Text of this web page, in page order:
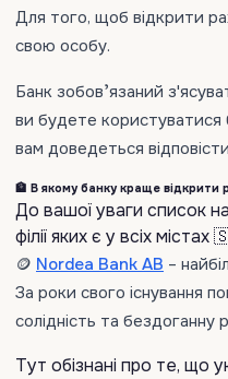
Для того, щоб відкрити
свою особу.
Банк зобовʼязаний
ви будете користуватися
вам доведеться
🏦 В якому банку краще відкрити
До вашої уваги список
філії яких є у всіх
🪙 Nordea Bank AB –
За роки свого існування
солідність та бездоганну
Тут обізнані про те, що